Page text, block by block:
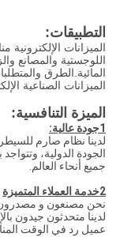
التطبيقات:
الميزانات
اللوجستية والمصانع
المائية.الطرق
الميزانات الصناعية
الميزة التنافسية:
1جودة عالية:
لدينا نظام صارم
الجودة الدولية،
جميع أنحاء العالم.
2خدمة العملاء المتميزة
نحن مصنعون و مصدرون
لدينا متحدثون جيدون
عميل رد في الوقت